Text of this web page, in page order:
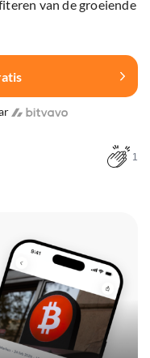
van de groeiende
1